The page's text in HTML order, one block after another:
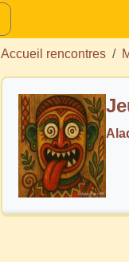
Accueil rencontres